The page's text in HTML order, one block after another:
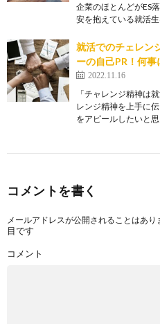
企業のほとんどがES
安を抱えている就活
就活でのチェレン
ーの自己PR！何
2022.11.16
「チャレンジ精神は
レンジ精神を上手に
をアピールしたいと
コメントを書く
メールアドレスが公開されることはあり
目です
コメント